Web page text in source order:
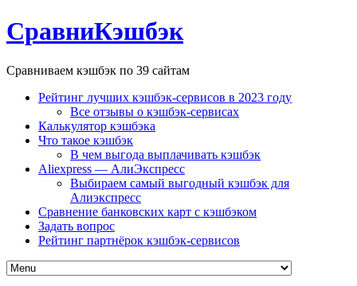
СравниКэшбэк
Сравниваем кэшбэк по 39 сайтам
Рейтинг лучших кэшбэк-сервисов в 2023 году
Все отзывы о кэшбэк-сервисах
Калькулятор кэшбэка
Что такое кэшбэк
В чем выгода выплачивать кэшбэк
Aliexpress — АлиЭкспресс
Выбираем самый выгодный кэшбэк для
Алиэкспресс
Сравнение банковских карт с кэшбэком
Задать вопрос
Рейтинг партнёрок кэшбэк-сервисов